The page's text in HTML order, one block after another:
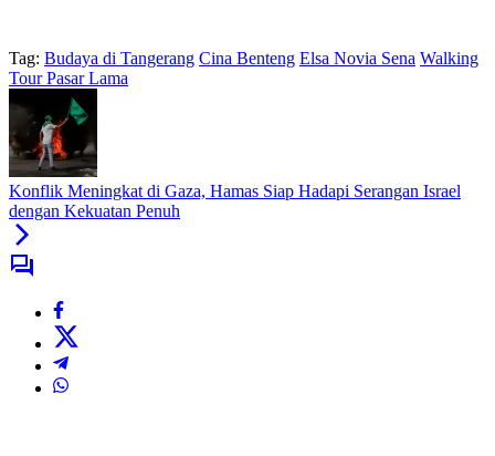
Tag: Budaya di Tangerang Cina Benteng Elsa Novia Sena Walking
Tour Pasar Lama
Konflik Meningkat di Gaza, Hamas Siap Hadapi Serangan Israel
dengan Kekuatan Penuh